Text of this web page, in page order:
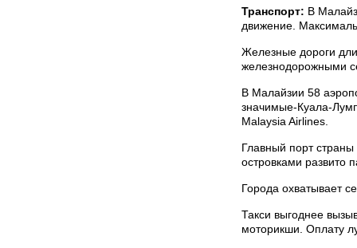
Транспорт: В
движение.
Железные дороги
железнодорожными
В Малайзии 58
значимые-Куала-
Malaysia Airlines.
Главный порт
островками развито
Города охватывает
Такси выгоднее
моторикши. Оплату